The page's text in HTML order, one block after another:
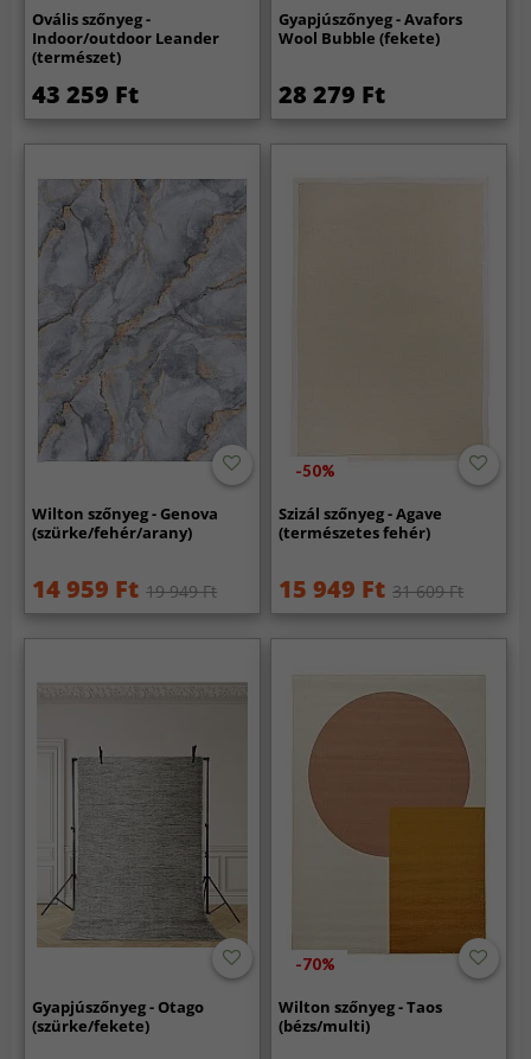
Ovális szőnyeg -
Indoor/outdoor Leander
(természet)
43 259 Ft
Gyapjúszőnyeg - Avafors
Wool Bubble (fekete)
28 279 Ft
Wilton szőnyeg - Genova
(szürke/fehér/arany)
14 959 Ft 19 949 Ft
-50%
Szizál szőnyeg - Agave
(természetes fehér)
15 949 Ft 31 609 Ft
Gyapjúszőnyeg - Otago
(szürke/fekete)
-70%
Wilton szőnyeg - Taos
(bézs/multi)